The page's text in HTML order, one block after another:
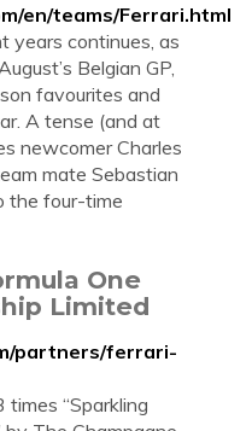
en/teams/Ferrari.html
years continues, as
Belgian GP,
favourites and
A tense (and at
newcomer Charles
mate Sebastian
the four-time
One
Limited
partners/ferrari-
“Sparkling